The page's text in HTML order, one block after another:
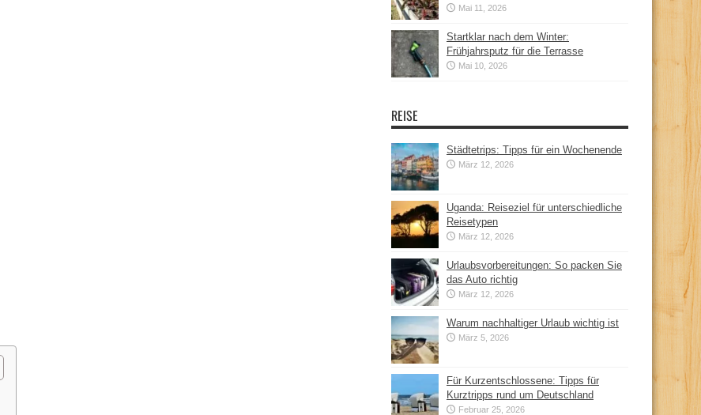
Mai 11, 2026
Startklar nach dem Winter:
Frühjahrsputz für die Terrasse
Mai 10, 2026
REISE
Städtetrips: Tipps für ein Wochenende
März 12, 2026
Uganda: Reiseziel für unterschiedliche
Reisetypen
März 12, 2026
Urlaubsvorbereitungen: So packen Sie
das Auto richtig
März 12, 2026
Warum nachhaltiger Urlaub wichtig ist
März 5, 2026
Für Kurzentschlossene: Tipps für
Kurztripps rund um Deutschland
Februar 25, 2026